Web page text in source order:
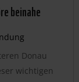
beinahe
Donau
wichtigen